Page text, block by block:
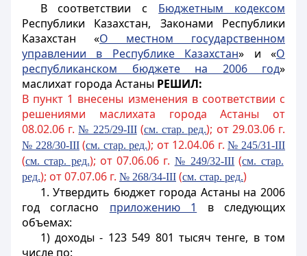
В соответствии с Бюджетным кодексом
Республики Казахстан, Законами Республики
Казахстан «О местном государственном
управлении в Республике Казахстан» и «О
республиканском бюджете на 2006 год»
маслихат города Астаны РЕШИЛ:
В пункт 1 внесены изменения в соответствии с
решениями маслихата города Астаны от
08.02.06 г.№ 225/29-III(см. стар. ред.); от 29.03.06 г.
№ 228/30-III(см. стар. ред.); от 12.04.06 г.№ 245/31-III
(см. стар. ред.); от 07.06.06 г. № 249/32-III (см. стар.
ред.); от 07.07.06 г. № 268/34-III (см. стар. ред.)
1. Утвердить бюджет города Астаны на 2006
год согласно приложению 1
в следующих
объемах:
1) доходы - 123 549 801 тысяч тенге, в том
числе по: